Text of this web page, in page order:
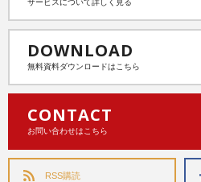
サービスについて詳しく見る
DOWNLOAD
無料資料ダウンロードはこちら
CONTACT
お問い合わせはこちら
RSS購読